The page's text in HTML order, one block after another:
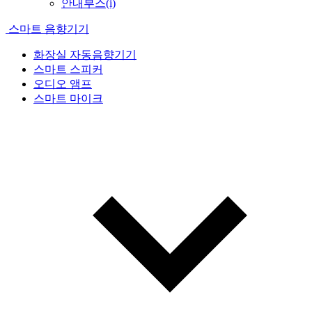
안내부스(i)
스마트 음향기기
화장실 자동음향기기
스마트 스피커
오디오 앰프
스마트 마이크